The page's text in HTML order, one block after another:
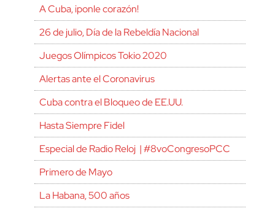
A Cuba, ¡ponle corazón!
26 de julio, Día de la Rebeldía Nacional
Juegos Olímpicos Tokio 2020
Alertas ante el Coronavirus
Cuba contra el Bloqueo de EE.UU.
Hasta Siempre Fidel
Especial de Radio Reloj | #8voCongresoPCC
Primero de Mayo
La Habana, 500 años